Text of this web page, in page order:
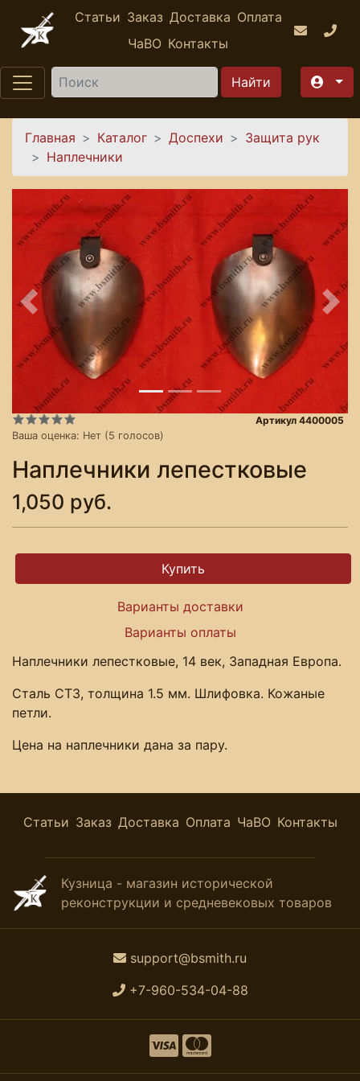
Перейти к основному содержанию
Статьи Заказ Доставка Оплата
ЧаВО Контакты
Найти
Вы здесь
Главная Каталог Доспехи
Защита рук
Наплечники
Предыдущее
Ваша оценка: Нет (5 голосов)
Артикул 4400005
Наплечники лепестковые
1,050 руб.
Варианты доставки
Варианты оплаты
Наплечники лепестковые, 14 век, Западная Европа.
Сталь СТ3, толщина 1.5 мм. Шлифовка. Кожаные
петли.
Цена на наплечники дана за пару.
Статьи Заказ Доставка Оплата ЧаВО Контакты
Кузница - магазин исторической
реконструкции и средневековых товаров
support@bsmith.ru
+7-960-534-04-88